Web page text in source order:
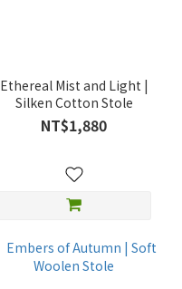
Ethereal Mist and Light |
Silken Cotton Stole
NT$1,880